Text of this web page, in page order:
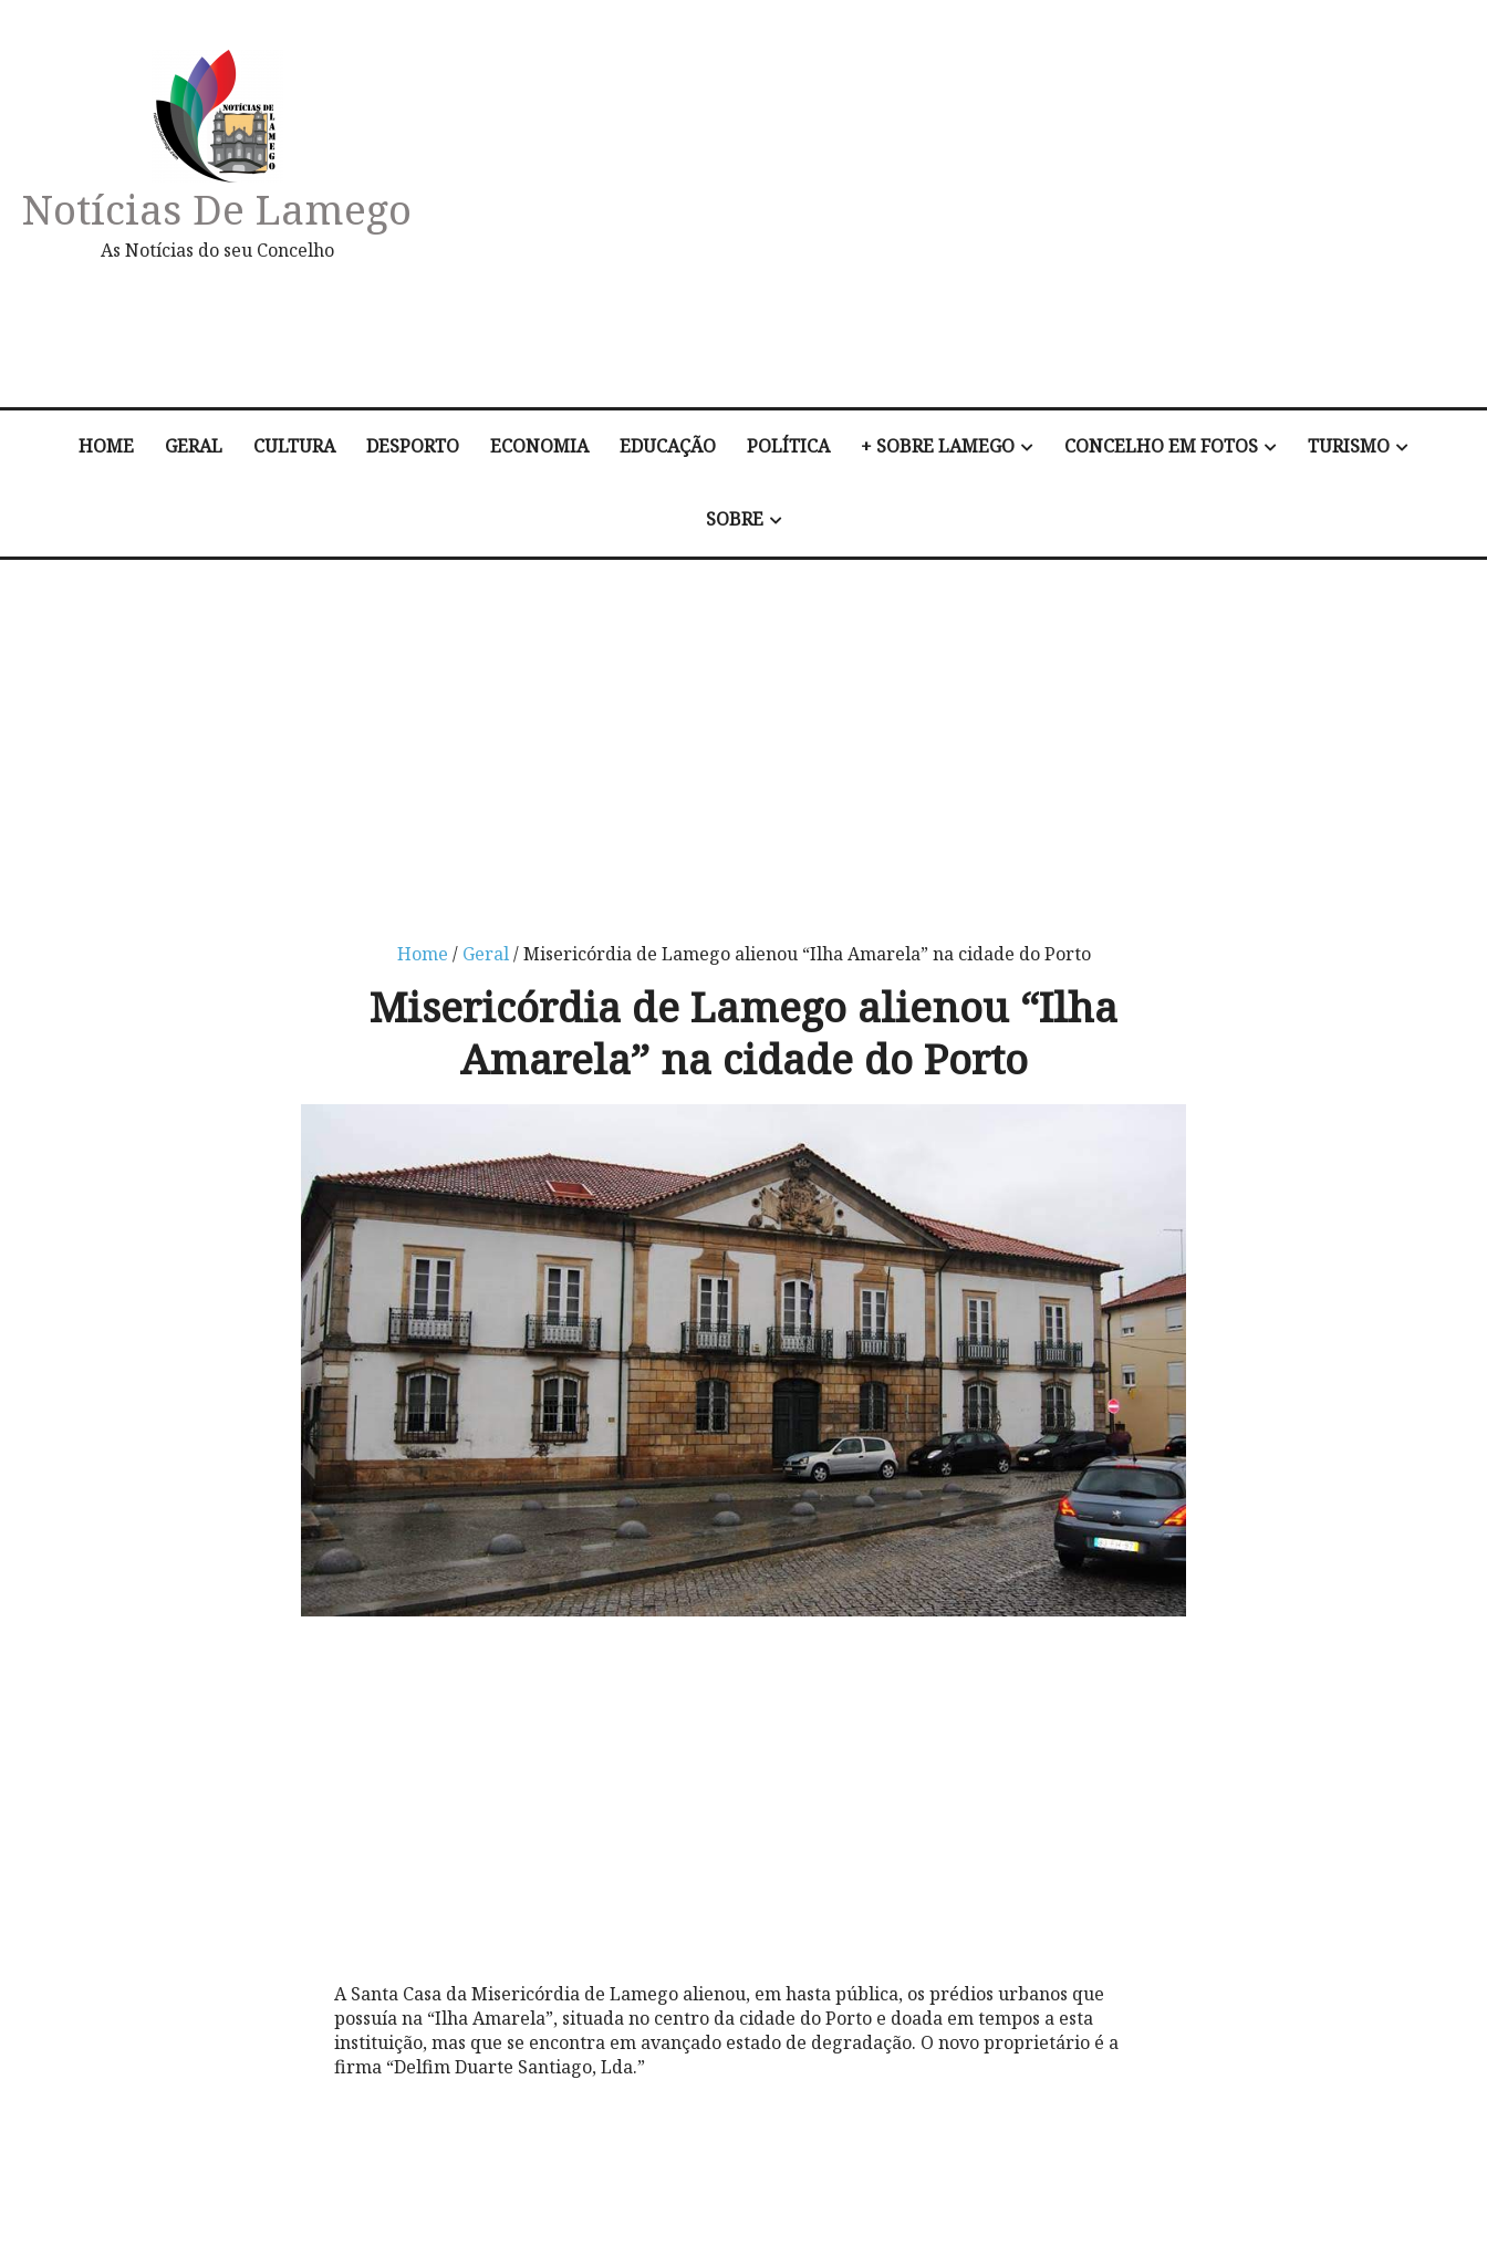
Notícias De Lamego
As Notícias do seu Concelho
HOME GERAL CULTURA DESPORTO ECONOMIA EDUCAÇÃO POLÍTICA + SOBRE LAMEGO CONCELHO EM FOTOS TURISMO
SOBRE
Home / Geral/ Misericórdia de Lamego alienou “Ilha Amarela” na cidade do Porto
Misericórdia de Lamego alienou “Ilha
Amarela” na cidade do Porto
A Santa Casa da Misericórdia de Lamego alienou, em hasta pública, os prédios urbanos que
possuía na “Ilha Amarela”, situada no centro da cidade do Porto e doada em tempos a esta
instituição, mas que se encontra em avançado estado de degradação. O novo proprietário é a
firma “Delfim Duarte Santiago, Lda.”